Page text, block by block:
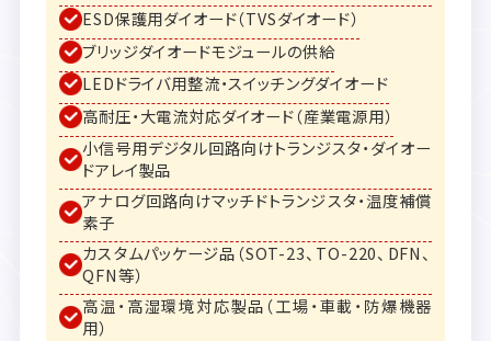
ESD保護用ダイオード（TVSダイオード）
ブリッジダイオードモジュールの供給
LEDドライバ用整流・スイッチングダイオード
高耐圧・大電流対応ダイオード（産業電源用）
小信号用デジタル回路向けトランジスタ・ダイオー
ドアレイ製品
アナログ回路向けマッチドトランジスタ・温度補償
素子
カスタムパッケージ品（SOT-23、TO-220、DFN、
QFN等）
高温・高湿環境対応製品（工場・車載・防爆機器
用）